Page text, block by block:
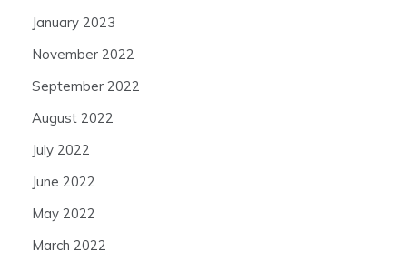
January 2023
November 2022
September 2022
August 2022
July 2022
June 2022
May 2022
March 2022